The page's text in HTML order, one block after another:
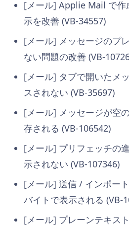
[メール] Applie Mail で作
示を改善 (VB-34557)
[メール] メッセージのプ
ない問題の改善 (VB-
[メール] タブで開いたメ
スされない (VB-35697)
[メール] メッセージが空
存される (VB-106542)
[メール] プリフェッチの
示されない (VB-107346)
[メール] 送信 / インポー
バイトで表示される (VB-
[メール] プレーンテキス